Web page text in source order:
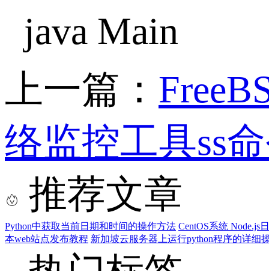
java Main
上一篇：
络监控工具ss
推荐文章
Python中获取当前日期和时间的操作方法 CentOS系统 Node.js
本web站点发布教程 新加坡云服务器上运行python程序的详细